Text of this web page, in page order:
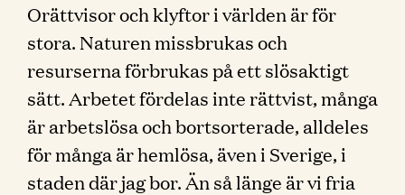
Orättvisor och klyftor i världen är för
stora. Naturen missbrukas och
resurserna förbrukas på ett slösaktigt
sätt. Arbetet fördelas inte rättvist, många
är arbetslösa och bortsorterade, alldeles
för många är hemlösa, även i Sverige, i
staden där jag bor. Än så länge är vi fria